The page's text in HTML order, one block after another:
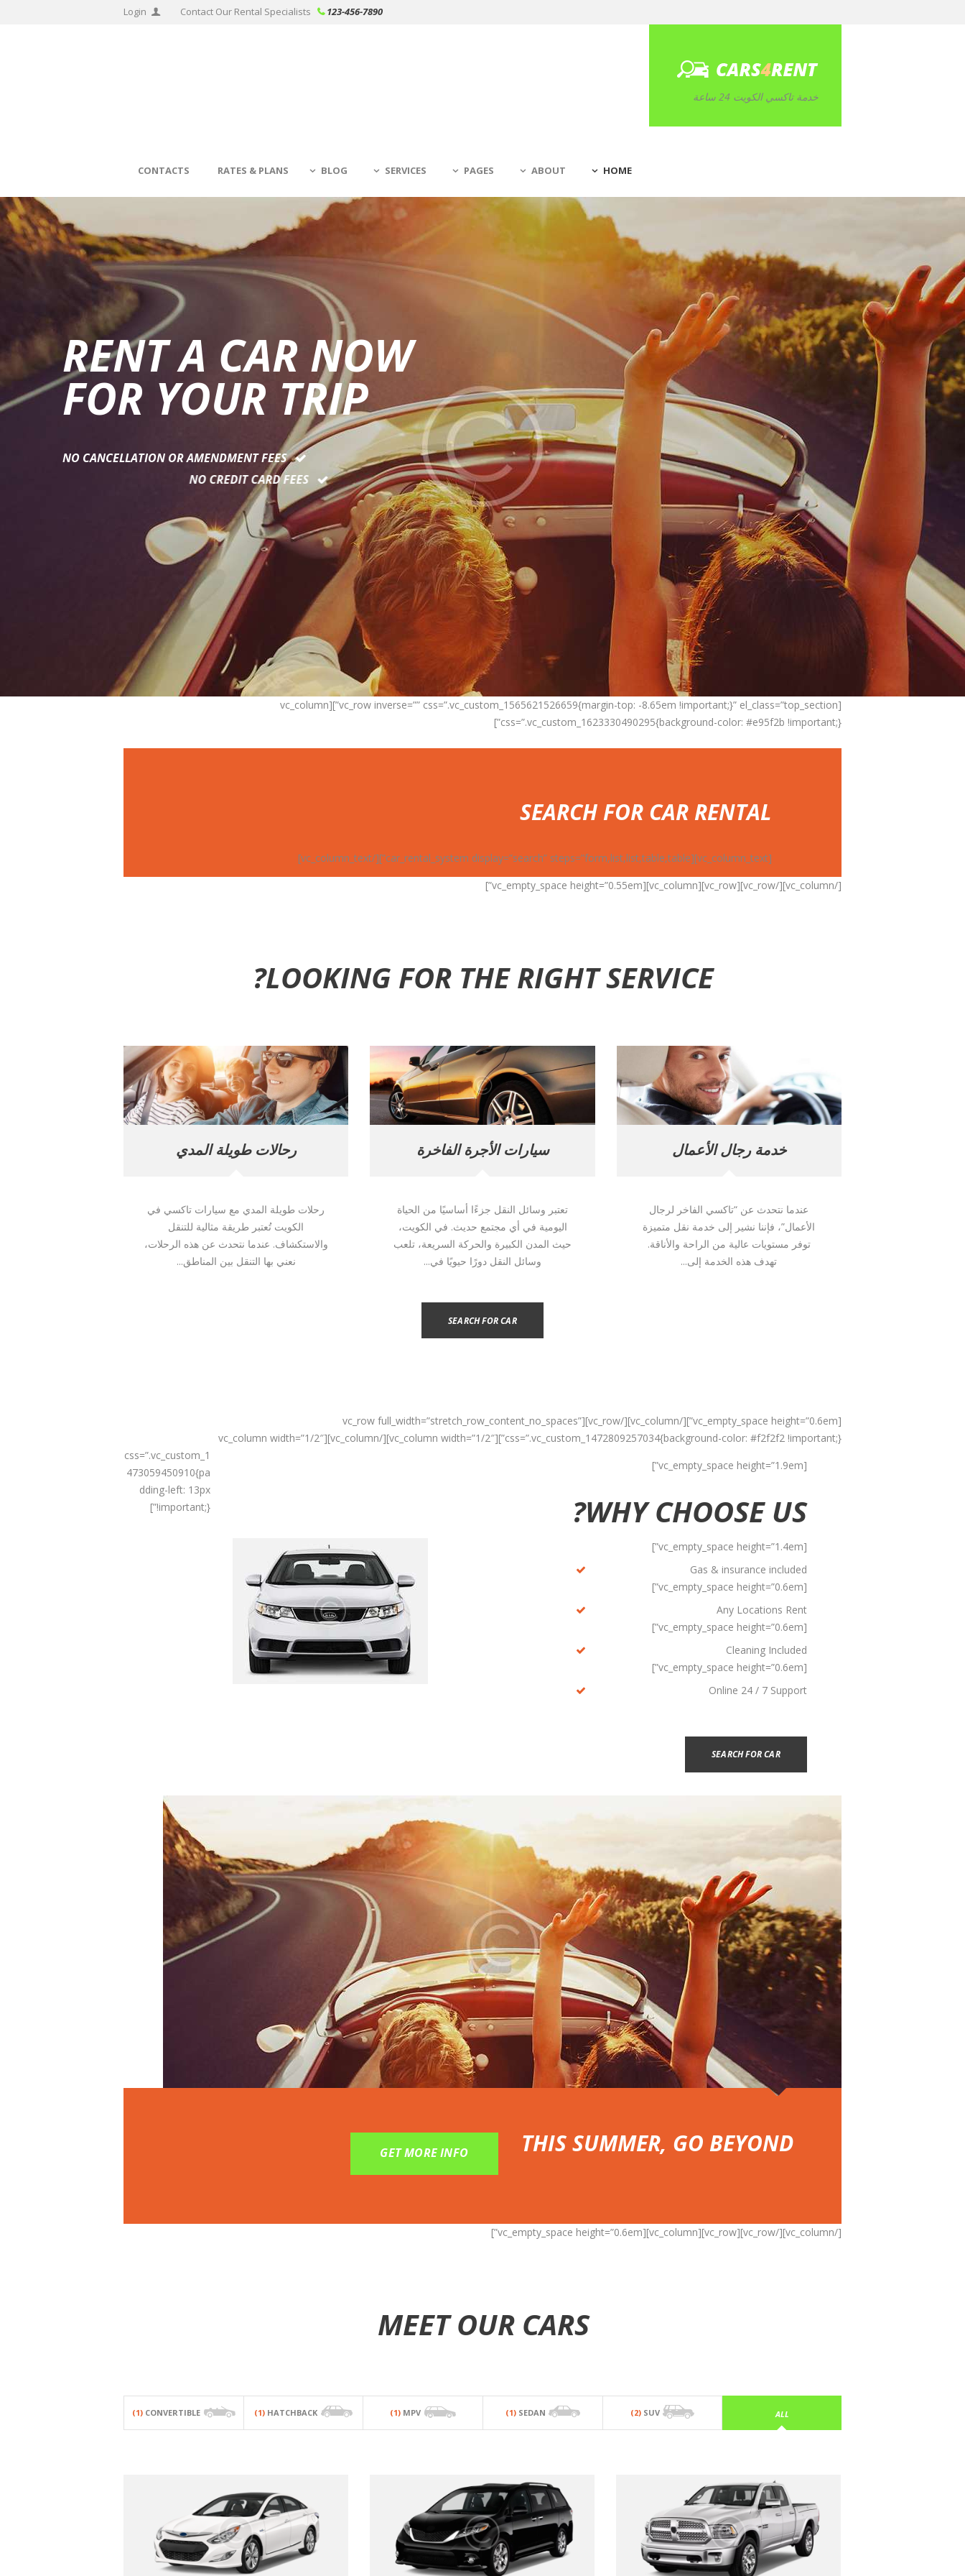
Login Contact Our Rental Specialists 123-456-7890
خدمة تاكسي الكويت 24 ساعة
HOME
ABOUT
PAGES
SERVICES
BLOG
RATES & PLANS
CONTACTS
RENT A CAR NOW
FOR YOUR TRIP
NO CANCELLATION OR AMENDMENT FEES
[vc_row inverse=”” css=”.vc_custom_1565621526659{margin-top: -8.65em !important;}” el_class=”top_section”][vc_column
css=”.vc_custom_1623330490295{background-color: #e95f2b !important;}”]
SEARCH FOR CAR RENTAL
[vc_column_text][car_rental_system display=”search” steps=”form,list,list,table,table”][/vc_column_text]
[/vc_column][/vc_row][vc_row][vc_column][vc_empty_space height=”0.55em”]
LOOKING FOR THE RIGHT SERVICE?
خدمة رجال الأعمال
عندما نتحدث عن “تاكسي الفاخر لرجال
الأعمال”، فإننا نشير إلى خدمة نقل متميزة
توفر مستويات عالية من الراحة والأناقة.
تهدف هذه الخدمة إلى...
سيارات الأجرة الفاخرة
تعتبر وسائل النقل جزءًا أساسيًا من الحياة
اليومية في أي مجتمع حديث. في الكويت،
حيث المدن الكبيرة والحركة السريعة، تلعب
وسائل النقل دورًا حيويًا في...
رحالات طويلة المدي
رحلات طويلة المدي مع سيارات تاكسي في
الكويت تُعتبر طريقة مثالية للتنقل
والاستكشاف. عندما نتحدث عن هذه الرحلات،
نعني بها التنقل بين المناطق...
SEARCH FOR CAR
[vc_empty_space height=”0.6em”][/vc_column][/vc_row][vc_row full_width=”stretch_row_content_no_spaces”
css=”.vc_custom_1472809257034{background-color: #f2f2f2 !important;}”][vc_column width=”1/2″]
[vc_empty_space height=”1.9em”]
WHY CHOOSE US?
[vc_empty_space height=”1.4em”]
Gas & insurance included
[vc_empty_space height=”0.6em”]
Any Locations Rent
[vc_empty_space height=”0.6em”]
Cleaning Included
[vc_empty_space height=”0.6em”]
Online 24 / 7 Support
SEARCH FOR CAR
[/vc_column][vc_column width=”1/2″
css=”.vc_custom_1
473059450910{pa
dding-left: 13px
!important;}”]
THIS SUMMER, GO BEYOND
GET MORE INFO
[/vc_column][/vc_row][vc_row][vc_column][vc_empty_space height=”0.6em”]
MEET OUR CARS
ALL
SUV
(2)
SEDAN
(1)
MPV
(1)
HATCHBACK
(1)
CONVERTIBLE
(1)